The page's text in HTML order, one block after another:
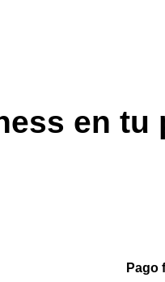
en tu
Pago